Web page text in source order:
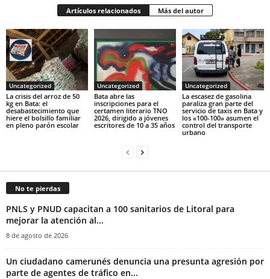
Artículos relacionados Más del autor
Uncategorized
‎La crisis del arroz de 50
kg en Bata: el
desabastecimiento que
hiere el bolsillo familiar
en pleno parón escolar
Uncategorized
Bata abre las
inscripciones para el
certamen literario TNO
2026, dirigido a jóvenes
escritores de 10 a 35 años
Uncategorized
La escasez de gasolina
paraliza gran parte del
servicio de taxis en Bata y
los «100-100» asumen el
control del transporte
urbano
No te pierdas
PNLS y PNUD capacitan a 100 sanitarios de Litoral para
mejorar la atención al...
8 de agosto de 2026
‎Un ciudadano camerunés denuncia una presunta agresión por
parte de agentes de tráfico en...